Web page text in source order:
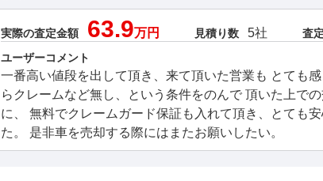
実際の査定金額 63.9万円 見積り数 5社 査
ユーザーコメント
一番高い値段を出して頂き、来て頂いた営業も とても
らクレームなど無し、という条件をのんで 頂いた上で
に、 無料でクレームガード保証も入れて頂き、とても
た。 是非車を売却する際にはまたお願いしたい。